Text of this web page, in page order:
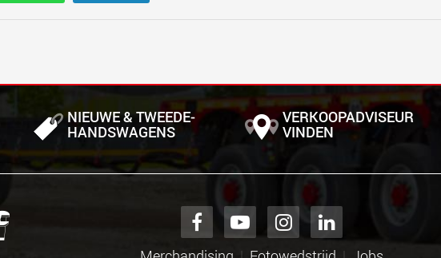
NIEUWE & TWEEDE­
HANDS­WAGENS
VERKOOPADVISEUR
VINDEN